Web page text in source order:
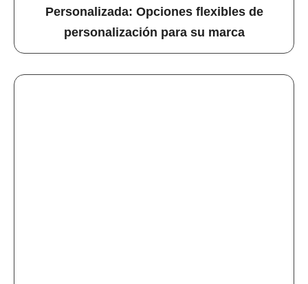
Personalizada: Opciones flexibles de
personalización para su marca